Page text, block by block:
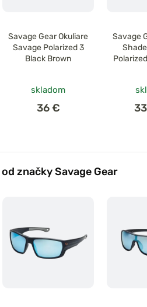
Savage Gear Okuliare
Savage Polarized 3
Black Brown
skladom
36 €
Savage
od značky Savage Gear